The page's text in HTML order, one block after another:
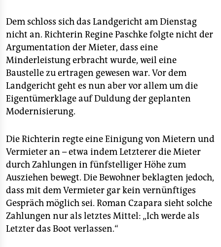
Dem schloss sich das Landgericht am Dienstag
nicht an. Richterin Regine Paschke folgte nicht der
Argumentation der Mieter, dass eine
Minderleistung erbracht wurde, weil eine
Baustelle zu ertragen gewesen war. Vor dem
Landgericht geht es nun aber vor allem um die
Eigentümerklage auf Duldung der geplanten
Modernisierung.
Die Richterin regte eine Einigung von Mietern und
Vermieter an – etwa indem Letzterer die Mieter
durch Zahlungen in fünfstelliger Höhe zum
Ausziehen bewegt. Die Bewohner beklagten jedoch,
dass mit dem Vermieter gar kein vernünftiges
Gespräch möglich sei. Roman Czapara sieht solche
Zahlungen nur als letztes Mittel: „Ich werde als
Letzter das Boot verlassen.“